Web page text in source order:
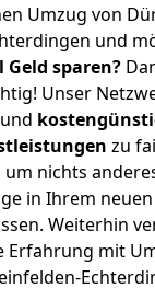
Umzug von
und
Geld sparen?
Unser
und
zu
um nichts
in Ihrem
Weiterhin
Erfahrung mit